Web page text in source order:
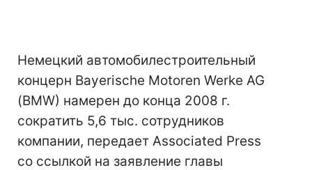
Немецкий автомобилестроительный
концерн Bayerische Motoren Werke AG
(BMW) намерен до конца 2008 г.
сократить 5,6 тыс. сотрудников
компании, передает Associated Press
со ссылкой на заявление главы